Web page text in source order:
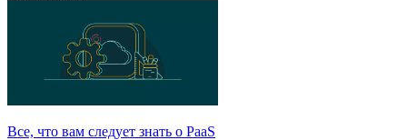
Все, что вам следует знать о PaaS